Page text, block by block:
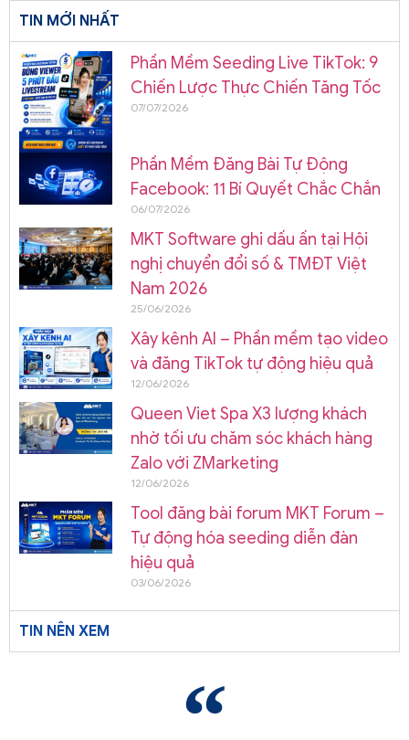
TIN MỚI NHẤT
Phần Mềm Seeding Live TikTok: 9
Chiến Lược Thực Chiến Tăng Tốc
07/07/2026
Phần Mềm Đăng Bài Tự Động
Facebook: 11 Bí Quyết Chắc Chắn
06/07/2026
MKT Software ghi dấu ấn tại Hội
nghị chuyển đổi số & TMĐT Việt
Nam 2026
25/06/2026
Xây kênh AI – Phần mềm tạo video
và đăng TikTok tự động hiệu quả
12/06/2026
Queen Viet Spa X3 lượng khách
nhờ tối ưu chăm sóc khách hàng
Zalo với ZMarketing
12/06/2026
Tool đăng bài forum MKT Forum –
Tự động hóa seeding diễn đàn
hiệu quả
03/06/2026
TIN NÊN XEM